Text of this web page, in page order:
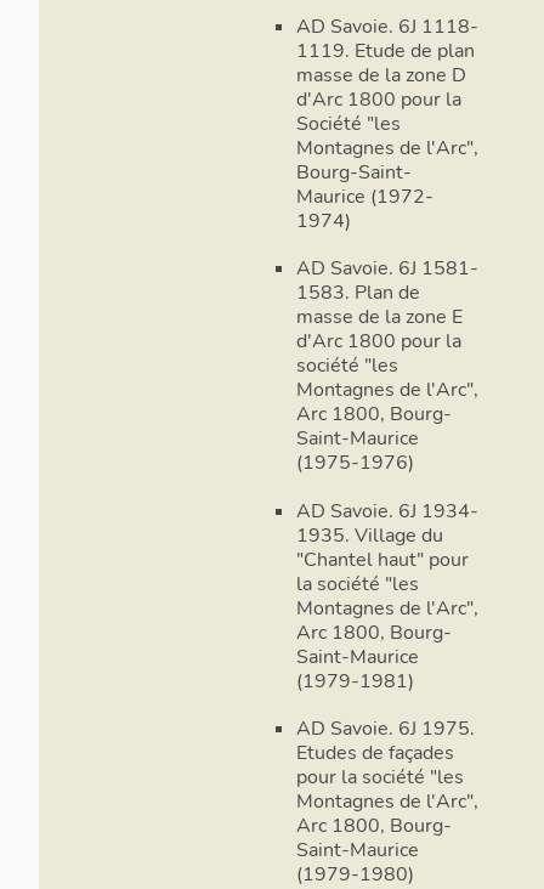
80 à 100
objectifs de
Avec un
les
meilleure
notamment
coques de
équipées,
réseaux une
technique
menuisier,
généralement
déroulement
L´élaboration
synthèse de
par l´Atelier
en avril 1970
la station
esquisses de
la station
cassure de
´alpage de
alpages de la
permettre
Image non
consultable
Image non
consultable
Image non
consultableconsultable
Image non
consultable
AD Savoie. 6J 1118-
1119. Etude de plan
masse de la zone D
d'Arc 1800 pour la
Société "les
Montagnes de l'Arc",
Bourg-Saint-
Maurice (1972-
1974)
AD Savoie. 6J 1581-
1583. Plan de
masse de la zone E
d'Arc 1800 pour la
société "les
Montagnes de l'Arc",
Arc 1800, Bourg-
Saint-Maurice
(1975-1976)
AD Savoie. 6J 1934-
1935. Village du
"Chantel haut" pour
la société "les
Montagnes de l'Arc",
Arc 1800, Bourg-
Saint-Maurice
(1979-1981)
AD Savoie. 6J 1975.
Etudes de façades
pour la société "les
Montagnes de l'Arc",
Arc 1800, Bourg-
Saint-Maurice
(1979-1980)